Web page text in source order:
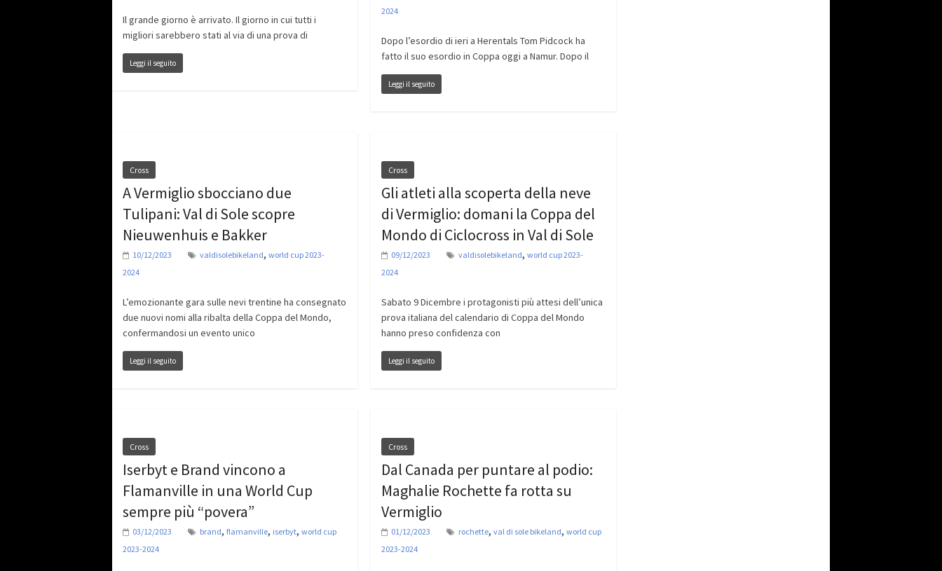
Il grande giorno è arrivato. Il giorno in cui tutti i
migliori sarebbero stati al via di una prova di
Leggi il seguito
2024
Dopo l’esordio di ieri a Herentals Tom Pidcock ha
fatto il suo esordio in Coppa oggi a Namur. Dopo il
Leggi il seguito
Cross
A Vermiglio sbocciano due
Tulipani: Val di Sole scopre
Nieuwenhuis e Bakker
10/12/2023 valdisolebikeland, world cup 2023-
2024
L’emozionante gara sulle nevi trentine ha consegnato
due nuovi nomi alla ribalta della Coppa del Mondo,
confermandosi un evento unico
Leggi il seguito
Cross
Gli atleti alla scoperta della neve
di Vermiglio: domani la Coppa del
Mondo di Ciclocross in Val di Sole
09/12/2023 valdisolebikeland, world cup 2023-
2024
Sabato 9 Dicembre i protagonisti più attesi dell’unica
prova italiana del calendario di Coppa del Mondo
hanno preso confidenza con
Leggi il seguito
Cross
Iserbyt e Brand vincono a
Flamanville in una World Cup
sempre più “povera”
03/12/2023 brand, flamanville, iserbyt, world cup
2023-2024
Cross
Dal Canada per puntare al podio:
Maghalie Rochette fa rotta su
Vermiglio
01/12/2023 rochette, val di sole bikeland, world cup
2023-2024